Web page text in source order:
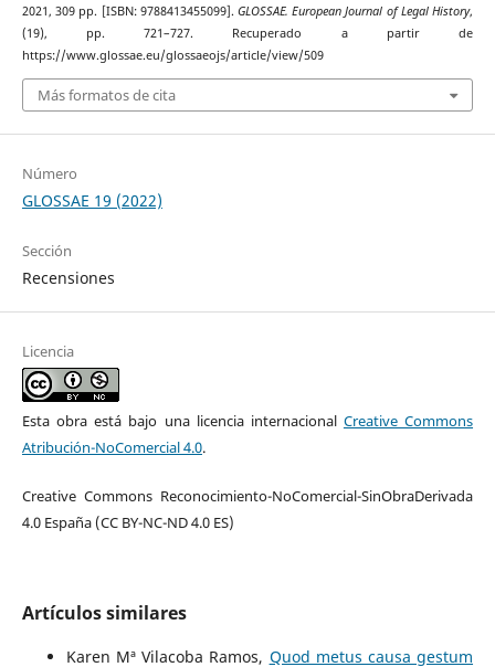
2021, 309 pp. [ISBN: 9788413455099]. GLOSSAE. European Journal of Legal History,
(19), pp. 721–727. Recuperado a partir de
https://www.glossae.eu/glossaeojs/article/view/509
Más formatos de cita
Número
GLOSSAE 19 (2022)
Sección
Recensiones
Licencia
Esta obra está bajo una licencia internacional Creative Commons
Atribución-NoComercial 4.0.
Creative Commons Reconocimiento-NoComercial-SinObraDerivada
4.0 España (CC BY-NC-ND 4.0 ES)
Artículos similares
Karen Mª Vilacoba Ramos, Quod metus causa gestum